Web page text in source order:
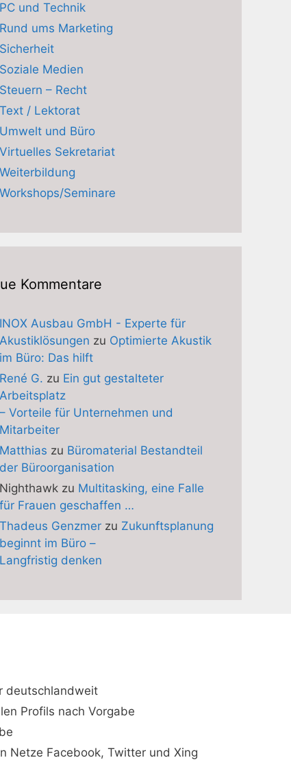
PC und Technik
Rund ums Marketing
Sicherheit
Soziale Medien
Steuern – Recht
Text / Lektorat
Umwelt und Büro
Virtuelles Sekretariat
Weiterbildung
Workshops/Seminare
Kommentare
INOX Ausbau GmbH - Experte für
Akustiklösungen zu Optimierte Akustik
im Büro: Das hilft
René G. zu Ein gut gestalteter
Arbeitsplatz
– Vorteile für Unternehmen und
Mitarbeiter
Matthias zu Büromaterial Bestandteil
der Büroorganisation
Nighthawkzu Multitasking, eine Falle
für Frauen geschaffen …
Thadeus Genzmerzu Zukunftsplanung
beginnt im Büro –
Langfristig denken
deutschlandweit
Profils nach Vorgabe
Netze Facebook, Twitter und Xing